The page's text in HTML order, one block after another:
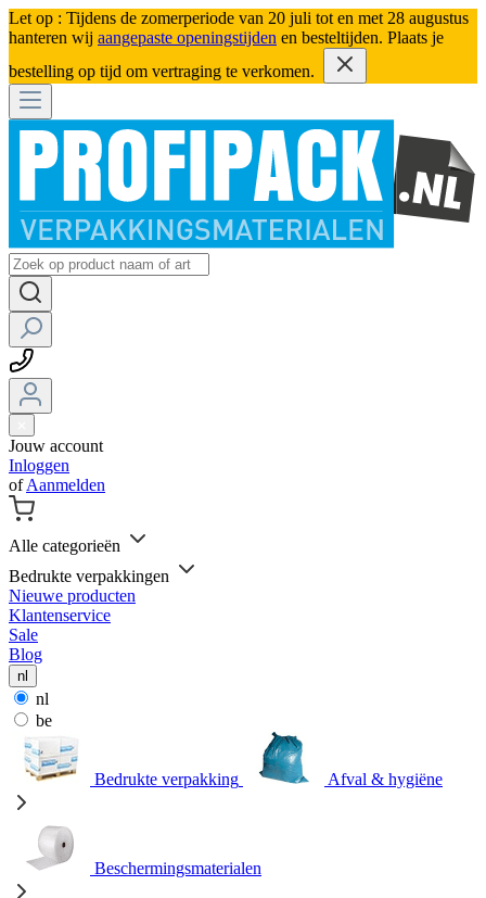
Let op : Tijdens de zomerperiode van 20 juli tot en met 28 augustus
hanteren wij aangepaste openingstijden en besteltijden. Plaats je
bestelling op tijd om vertraging te verkomen.
Jouw account
Inloggen
ofAanmelden
Alle categorieën
Bedrukte verpakkingen
Nieuwe producten
Klantenservice
Sale
Blog
nl
nl
be
Bedrukte verpakking Afval & hygiëne
Beschermingsmaterialen